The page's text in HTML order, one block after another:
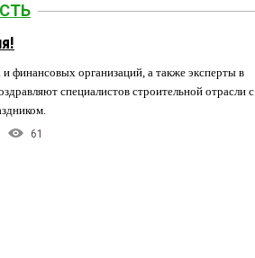
и финансовых организаций, а также эксперты в
специалистов строительной отрасли с
61